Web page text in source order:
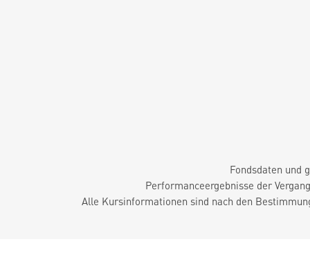
Fondsdaten und
Performanceergebnisse der
Alle Kursinformationen sind nach den